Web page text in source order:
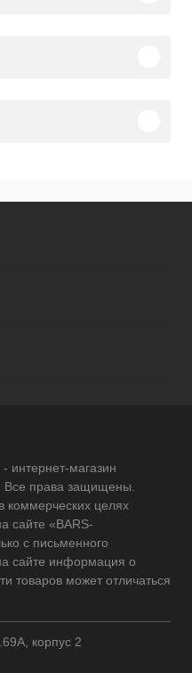
интернет-магазин
Все права защищены.
коммерческих целях
сайте «BARS-
с письменного
сайте информация о
товаров может отличаться
корпус 2